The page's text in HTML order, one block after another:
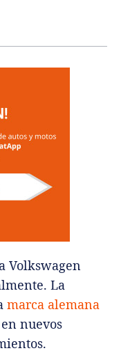
Volkswagen
La
marca alemana
nuevos